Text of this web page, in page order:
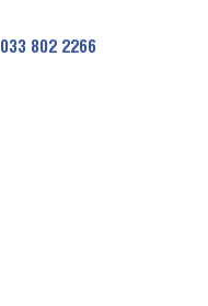
033 802 2266